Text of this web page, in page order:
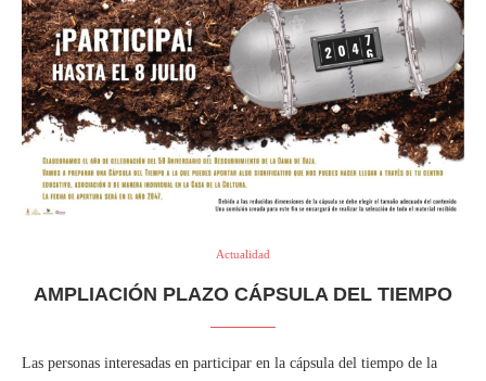
Actualidad
AMPLIACIÓN PLAZO CÁPSULA DEL TIEMPO
Las personas interesadas en participar en la cápsula del tiempo de la